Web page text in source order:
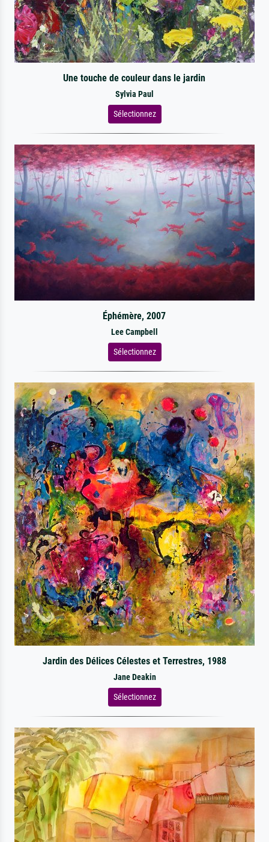
Une touche de couleur dans le jardin
Sylvia Paul
Sélectionnez
Éphémère, 2007
Lee Campbell
Sélectionnez
Jardin des Délices Célestes et Terrestres, 1988
Jane Deakin
Sélectionnez